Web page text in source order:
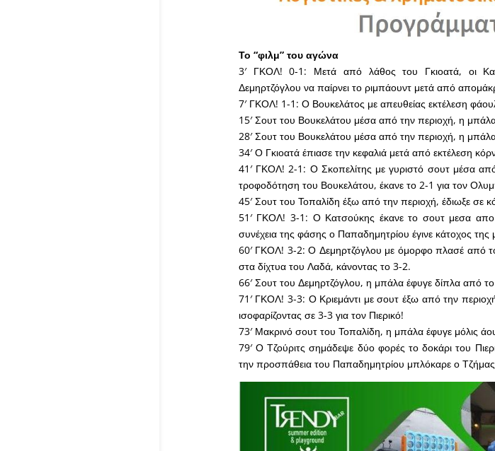
Το “φιλμ” του αγώνα
3′ ΓΚΟΛ! 0-1: Μετά από λάθος του Γκιοατά, οι
Δεμηρτζόγλου να παίρνει το ριμπάουντ μετά από
7′ ΓΚΟΛ! 1-1: Ο Βουκελάτος με απευθείας εκτέλεση
15′ Σουτ του Βουκελάτου μέσα από την περιοχή, η
28′ Σουτ του Βουκελάτου μέσα από την περιοχή, η
34′ Ο Γκιοατά έπιασε την κεφαλιά μετά από εκτέλεση
41′ ΓΚΟΛ! 2-1: Ο Σκοπελίτης με γυριστό σουτ μέσα
τροφοδότηση του Βουκελάτου, έκανε το 2-1 για τον
45′ Σουτ του Τοπαλίδη έξω από την περιοχή, έδιωξε σε
51′ ΓΚΟΛ! 3-1: Ο Κατσούκης έκανε το σουτ μεσα
συνέχεια της φάσης ο Παπαδημητρίου έγινε κάτοχος
60′ ΓΚΟΛ! 3-2: Ο Δεμηρτζόγλου με όμορφο πλασέ από
στα δίχτυα του Λαδά, κάνοντας το 3-2.
66′ Σουτ του Δεμηρτζόγλου, η μπάλα έφυγε δίπλα από το
71′ ΓΚΟΛ! 3-3: Ο Κριεμάντι με σουτ έξω από την
ισοφαρίζοντας σε 3-3 για τον Πιερικό!
73′ Μακρινό σουτ του Τοπαλίδη, η μπάλα έφυγε μόλις
79′ Ο Τζούριτς σημάδεψε δύο φορές το δοκάρι του
την προσπάθεια του Παπαδημητρίου μπλόκαρε ο